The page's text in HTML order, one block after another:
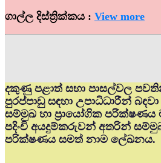
ගාල්ල දිස්ත්‍රික්කය : View more
දකුණු පළාත් සභා පාසල්වල
පුරප්පාඩු සඳහා උපාධිධාරීන්
සම්මුඛ හා ප්‍රායෝගික
පදිංචි අයදුම්කරුවන් අතරින්
පරික්ෂණය සමත් නාම ලේඛනය.